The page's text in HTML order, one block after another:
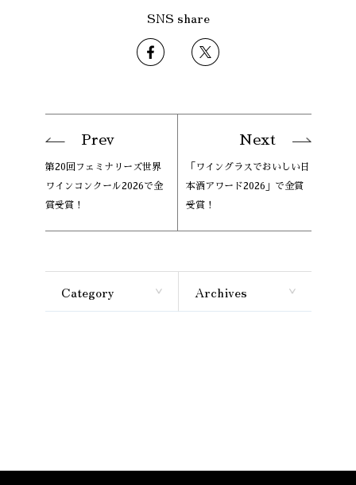
SNS share
Prev
第20回フェミナリーズ世界
ワインコンクール2026で金
賞受賞！
Next
「ワイングラスでおいしい日
本酒アワード2026」で金賞
受賞！
Category Archives